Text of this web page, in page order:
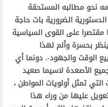
نحو مطالبه المستحقة
الضرورية بات حاجة
على القوى السياسية
بحسرة وألم لهذا
الوقت والجهود-.دونما أي
الأصعدة لاسيما صعيد
التي تمثل أولويات المواطن ،
عليها من وراء هذا